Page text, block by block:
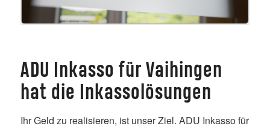
ADU Inkasso für Vaihingen
hat die Inkassolösungen
Ihr Geld zu realisieren, ist unser Ziel. ADU Inkasso für